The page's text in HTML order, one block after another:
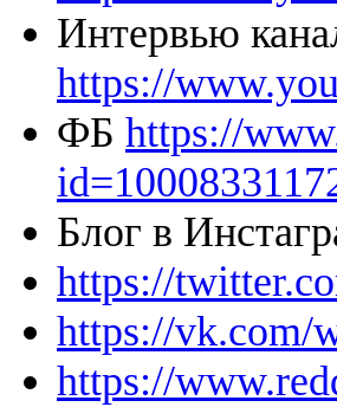
Интервью
https://
ФБ https://
Блог в
https://
https://vk.com/
https://